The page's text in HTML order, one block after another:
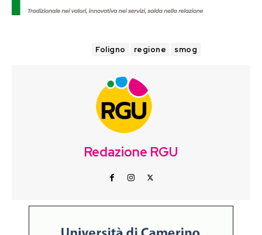
Foligno regione smog
Redazione RGU